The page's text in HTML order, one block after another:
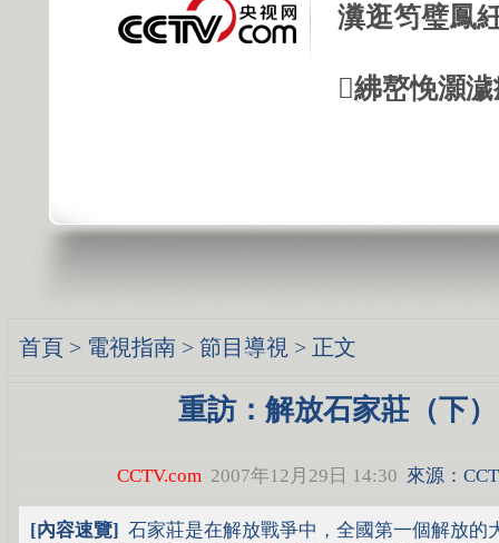
瀵逛笉璧鳳
紼嶅悗灝
首頁 > 電視指南 > 節目導視 > 正文
重訪：解放石家莊（下）
CCTV.com 2007年12月29日 14:30 來源：
[內容速覽] 石家莊是在解放戰爭中，全國第一個解放的